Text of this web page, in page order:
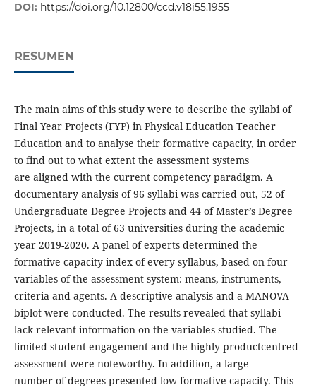
DOI: https://doi.org/10.12800/ccd.v18i55.1955
RESUMEN
The main aims of this study were to describe the syllabi of
Final Year Projects (FYP) in Physical Education Teacher
Education and to analyse their formative capacity, in order
to find out to what extent the assessment systems
are aligned with the current competency paradigm. A
documentary analysis of 96 syllabi was carried out, 52 of
Undergraduate Degree Projects and 44 of Master’s Degree
Projects, in a total of 63 universities during the academic
year 2019-2020. A panel of experts determined the
formative capacity index of every syllabus, based on four
variables of the assessment system: means, instruments,
criteria and agents. A descriptive analysis and a MANOVA
biplot were conducted. The results revealed that syllabi
lack relevant information on the variables studied. The
limited student engagement and the highly productcentred
assessment were noteworthy. In addition, a large
number of degrees presented low formative capacity. This